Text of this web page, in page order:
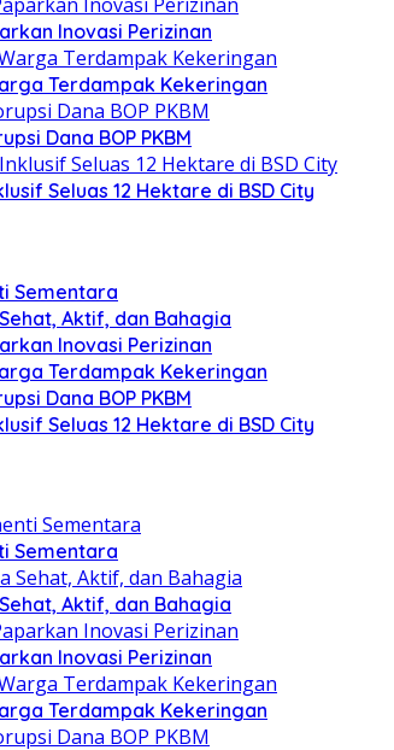
Inovasi Perizinan
Terdampak Kekeringan
Dana BOP PKBM
Seluas 12 Hektare di BSD City
Sementara
Aktif, dan Bahagia
Inovasi Perizinan
Terdampak Kekeringan
Dana BOP PKBM
Seluas 12 Hektare di BSD City
Sementara
Aktif, dan Bahagia
Inovasi Perizinan
Terdampak Kekeringan